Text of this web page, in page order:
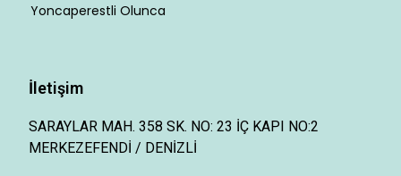
Yoncaperestli Olunca
İletişim
SARAYLAR MAH. 358 SK. NO: 23 İÇ KAPI NO:2
MERKEZEFENDİ / DENİZLİ